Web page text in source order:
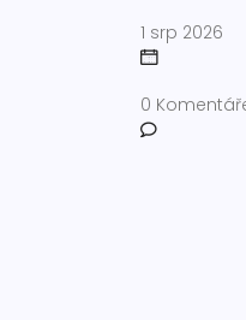
1 srp 2026
0